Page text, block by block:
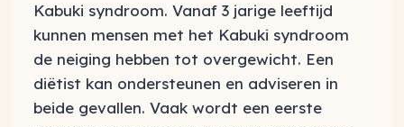
Kabuki syndroom. Vanaf 3 jarige leeftijd
kunnen mensen met het Kabuki syndroom
de neiging hebben tot overgewicht. Een
diëtist kan ondersteunen en adviseren in
beide gevallen. Vaak wordt een eerste